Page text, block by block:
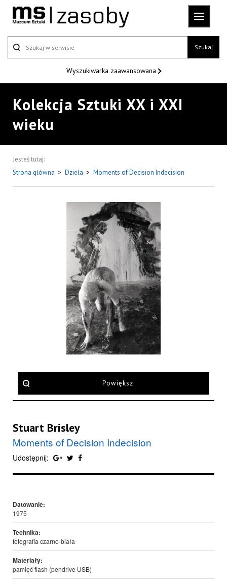
Szukaj
Wyszukiwarka zaawansowana
Kolekcja Sztuki XX i XXI
wieku
Jesteś tutaj:
Strona główna > Dzieła > Moments of Decision Indecision
Powiększ
Stuart Brisley
Moments of Decision Indecision
Udostępnij:
Datowanie:
1975
Technika:
fotografia czarno-biała
Materiały:
pamięć flash (pendrive USB)